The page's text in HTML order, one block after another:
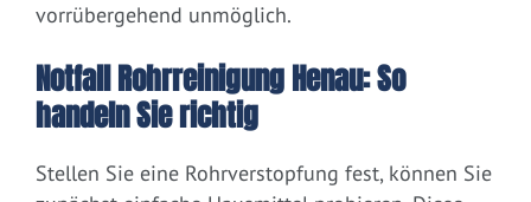
vorrübergehend unmöglich.
Notfall Rohrreinigung Henau: So
handeln Sie richtig
Stellen Sie eine Rohrverstopfung fest, können Sie